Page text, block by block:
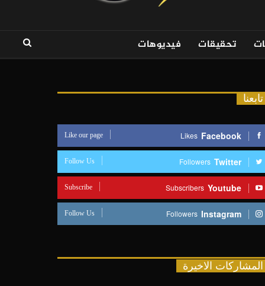
تحقيقات فيديوهات
تابعنا
Facebook
Likes
Like our page
Twitter
Followers
Follow Us
Youtube
Subscribers
Subscribe
Instagram
Followers
Follow Us
المشاركات الاخيرة